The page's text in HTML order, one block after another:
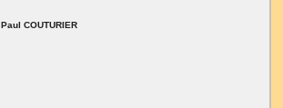
Paul COUTURIER